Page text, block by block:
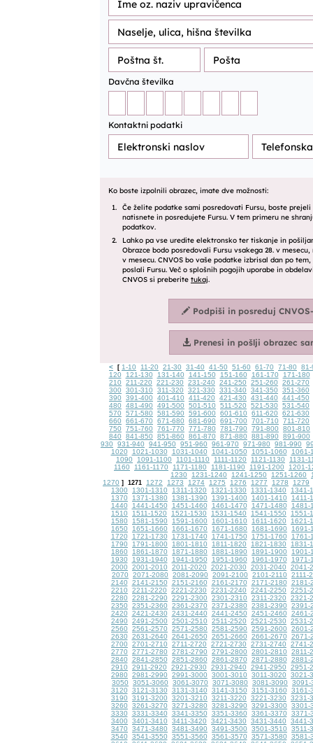
< [ 1-10 11-20 21-30 31-40 41-50 51-60 61-70 71-80
81-
120
121-130 131-140 141-150 151-160 161-170
171-180
210
211-220 221-230 231-240 241-250 251-260
261-270
300
301-310 311-320 321-330 331-340 341-350
351-360
390
391-400 401-410 411-420 421-430 431-440
441-450
480
481-490 491-500 501-510 511-520 521-530
531-540
570
571-580 581-590 591-600 601-610 611-620
621-630
660
661-670 671-680 681-690 691-700 701-710
711-720
750
751-760 761-770 771-780 781-790 791-800
801-810
840
841-850 851-860 861-870 871-880 881-890
891-900
930
931-940 941-950 951-960 961-970 971-980 981-990
1020
1021-1030 1031-1040 1041-1050 1051-1060
1061-
1090
1091-1100 1101-1110 1111-1120 1121-1130
1131-
1160
1161-1170 1171-1180 1181-1190 1191-1200
1201-
1230
1231-1240 1241-1250 1251-1260
1270 ] 1271 1272 1273 1274 1275 1276 1277 1278
1279
1300
1301-1310 1311-1320 1321-1330 1331-1340
1341-
1370
1371-1380 1381-1390 1391-1400 1401-1410
1411-
1440
1441-1450 1451-1460 1461-1470 1471-1480
1481-
1510
1511-1520 1521-1530 1531-1540 1541-1550
1551-
1580
1581-1590 1591-1600 1601-1610 1611-1620
1621-
1650
1651-1660 1661-1670 1671-1680 1681-1690
1691-
1720
1721-1730 1731-1740 1741-1750 1751-1760
1761-
1790
1791-1800 1801-1810 1811-1820 1821-1830
1831-
1860
1861-1870 1871-1880 1881-1890 1891-1900
1901-
1930
1931-1940 1941-1950 1951-1960 1961-1970
1971-
2000
2001-2010 2011-2020 2021-2030 2031-2040
2041-
2070
2071-2080 2081-2090 2091-2100 2101-2110
2111-
2140
2141-2150 2151-2160 2161-2170 2171-2180
2181-
2210
2211-2220 2221-2230 2231-2240 2241-2250
2251-
2280
2281-2290 2291-2300 2301-2310 2311-2320
2321-
2350
2351-2360 2361-2370 2371-2380 2381-2390
2391-
2420
2421-2430 2431-2440 2441-2450 2451-2460
2461-
2490
2491-2500 2501-2510 2511-2520 2521-2530
2531-
2560
2561-2570 2571-2580 2581-2590 2591-2600
2601-
2630
2631-2640 2641-2650 2651-2660 2661-2670
2671-
2700
2701-2710 2711-2720 2721-2730 2731-2740
2741-
2770
2771-2780 2781-2790 2791-2800 2801-2810
2811-
2840
2841-2850 2851-2860 2861-2870 2871-2880
2881-
2910
2911-2920 2921-2930 2931-2940 2941-2950
2951-
2980
2981-2990 2991-3000 3001-3010 3011-3020
3021-
3050
3051-3060 3061-3070 3071-3080 3081-3090
3091-
3120
3121-3130 3131-3140 3141-3150 3151-3160
3161-
3190
3191-3200 3201-3210 3211-3220 3221-3230
3231-
3260
3261-3270 3271-3280 3281-3290 3291-3300
3301-
3330
3331-3340 3341-3350 3351-3360 3361-3370
3371-
3400
3401-3410 3411-3420 3421-3430 3431-3440
3441-
3470
3471-3480 3481-3490 3491-3500 3501-3510
3511-
3540
3541-3550 3551-3560 3561-3570 3571-3580
3581-